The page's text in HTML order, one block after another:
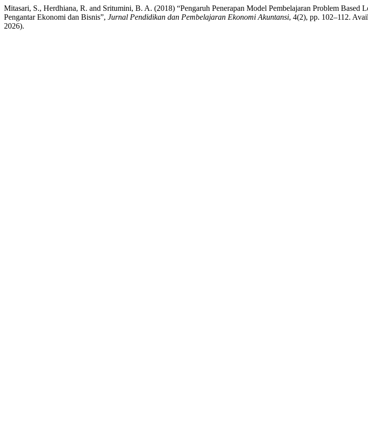
Mitasari, S., Herdhiana, R. and Sritumini, B. A. (2018) “Pengaruh Penerapan Model Pembelajaran Problem
Pengantar Ekonomi dan Bisnis”, Jurnal Pendidikan dan Pembelajaran Ekonomi Akuntansi, 4(2), pp. 102–112.
2026).